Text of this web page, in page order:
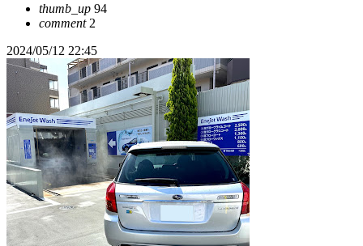
thumb_up 94
comment2
2024/05/12 22:45